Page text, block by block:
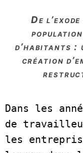
de l’exode des années 1990 à une
d’habitants :
création
Dans les
de
les